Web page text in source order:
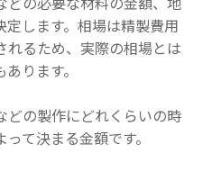
します。相場は精製費用
るため、実際の相場とは
ります。
どの製作にどれくらいの時
て決まる金額です。